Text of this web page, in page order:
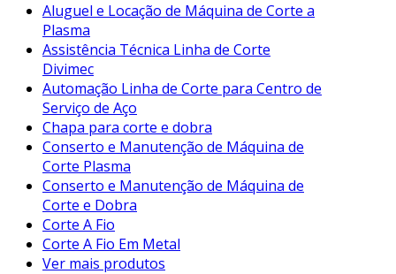
Aluguel e Locação de Máquina de Corte a
Plasma
Assistência Técnica Linha de Corte
Divimec
Automação Linha de Corte para Centro de
Serviço de Aço
Chapa para corte e dobra
Conserto e Manutenção de Máquina de
Corte Plasma
Conserto e Manutenção de Máquina de
Corte e Dobra
Corte A Fio
Corte A Fio Em Metal
Ver mais produtos